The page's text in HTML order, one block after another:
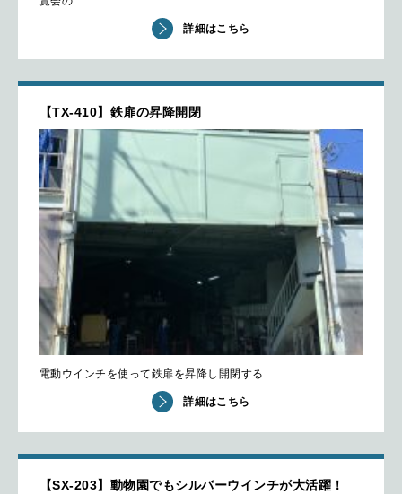
詳細はこちら
【TX-410】鉄扉の昇降開閉
電動ウインチを使って鉄扉を昇降し開閉する...
詳細はこちら
【SX-203】動物園でもシルバーウインチが大活躍！